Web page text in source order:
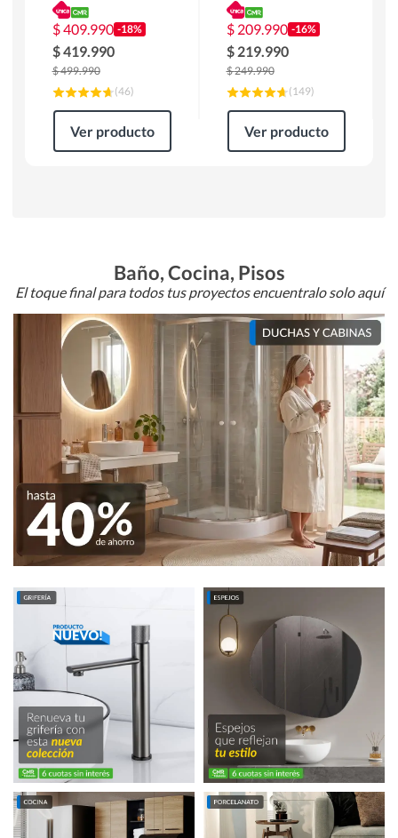
180 x 90 x 76 cm
Café
$409.990 -18%
$419.990
$499.990
(46)
Ver producto
Atlanta 91x101x94
cm Negro
$ 209.990 -16%
$ 219.990
$249.990
(149)
Ver producto
Baño, Cocina, Pisos
El toque final para todos tus proyectos encuentralo solo aquí